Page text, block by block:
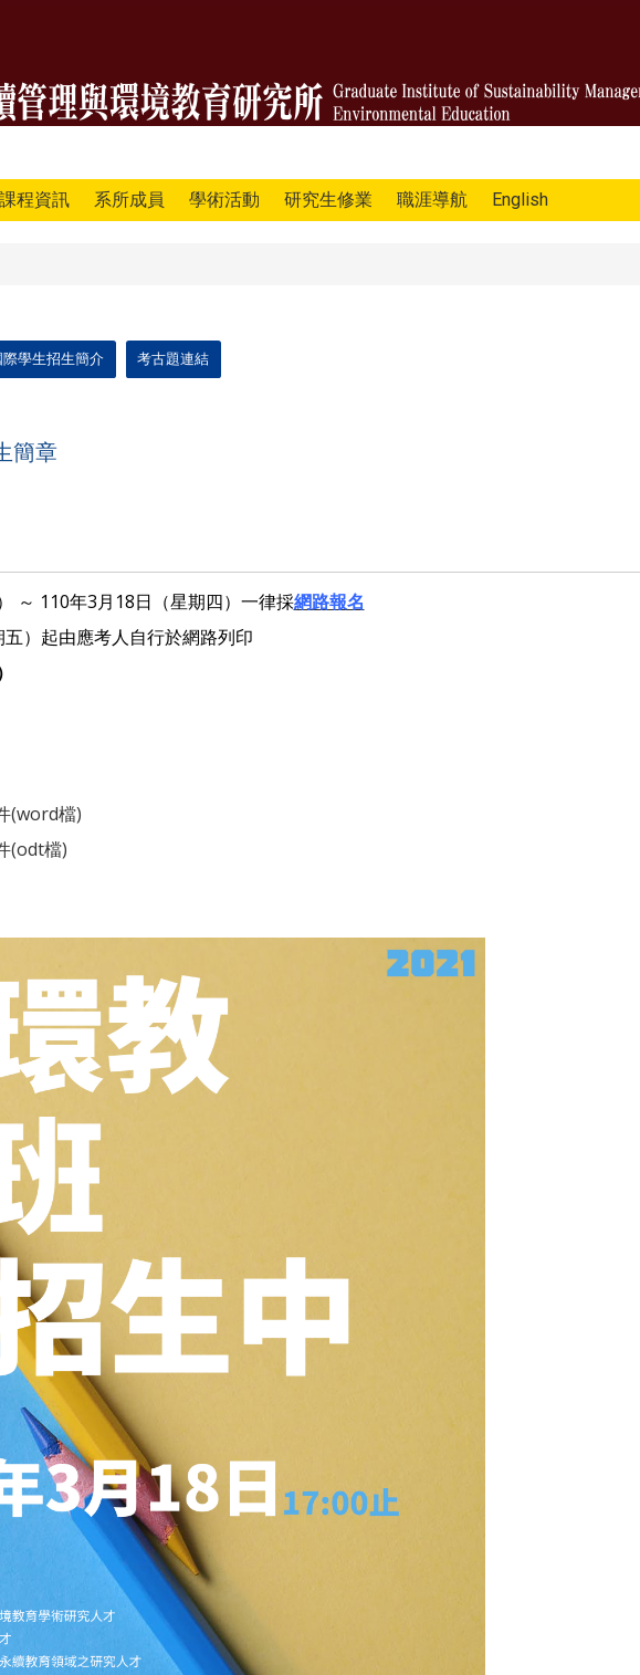
課程資訊 系所成員 學術活動 研究生修業 職涯導航 English
際學生招生簡介 考古題連結
簡章
～ 110年3月18日（星期四）一律採網路報名
）起由應考人自行於網路列印
(word檔)
(odt檔)